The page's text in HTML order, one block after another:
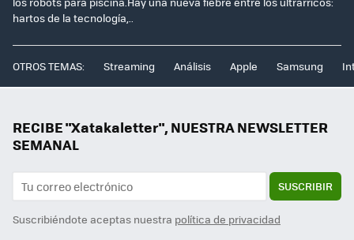
hartos de la tecnología,..
OTROS TEMAS: Streaming Análisis Apple Samsung
RECIBE "Xatakaletter", NUESTRA NEWSLETTER
SEMANAL
SUSCRIBIR
Suscribiéndote aceptas nuestra política de privacidad